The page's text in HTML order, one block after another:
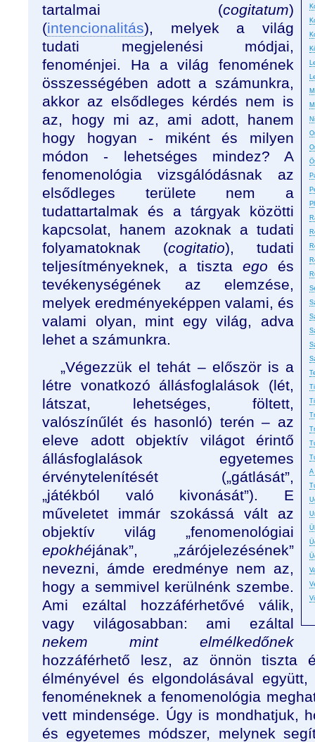
A
tartalmai (cogitatum)
(intencionalitás), melyek a világ
tudati megjelenési módjai,
fenoménjei. Ha a világ fenomének
összességében adott a számunkra,
akkor az elsődleges kérdés nem is
az, hogy mi az, ami adott, hanem
hogy hogyan - miként és milyen
módon - lehetséges mindez? A
fenomenológia vizsgálódásnak az
elsődleges területe nem a
tudattartalmak és a tárgyak közötti
kapcsolat, hanem azoknak a tudati
folyamatoknak (cogitatio), tudati
teljesítményeknek, a tiszta ego és
tevékenységének az elemzése,
melyek eredményeképpen valami, és
valami olyan, mint egy világ, adva
lehet a számunkra.
„Végezzük el tehát – először is a
létre vonatkozó állásfoglalások (lét,
látszat, lehetséges, föltett,
valószínűlét és hasonló) terén – az
eleve adott objektív világot érintő
állásfoglalások egyetemes
érvénytelenítését („gátlását”,
„játékból való kivonását”). E
műveletet immár szokássá vált az
objektív világ „fenomenológiai
epokhéjának”, „zárójelezésének”
nevezni, ámde eredménye nem az,
hogy a semmivel kerülnénk szembe.
Ami ezáltal hozzáférhetővé válik,
vagy világosabban: ami ezáltal
nekem mint elmélkedőnek
hozzáférhető lesz, az önnön tiszta
élményével és elgondolásával
fenoméneknek a fenomenológia
vett mindensége. Úgy is mondhatjuk,
és egyetemes módszer, melynek